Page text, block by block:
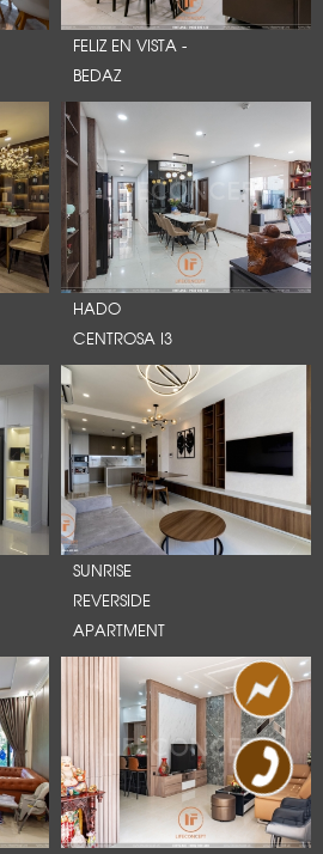
FELIZ EN VISTA -
BEDAZ
HADO
CENTROSA I3
SUNRISE
REVERSIDE
APARTMENT